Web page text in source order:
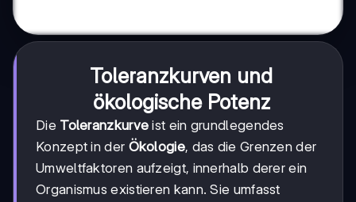
Toleranzkurven und
ökologische Potenz
Die Toleranzkurve ist ein grundlegendes
Konzept in der Ökologie, das die Grenzen der
Umweltfaktoren aufzeigt, innerhalb derer ein
Organismus existieren kann. Sie umfasst